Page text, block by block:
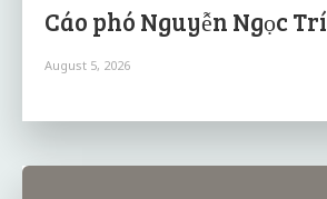
Cáo phó Nguyễn Ngọc Trí
August 5, 2026